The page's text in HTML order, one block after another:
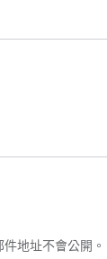
地址不會公開。